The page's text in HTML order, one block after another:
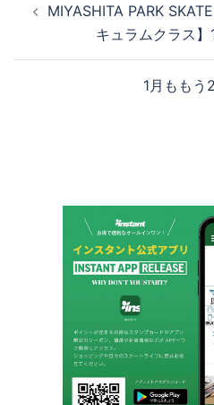
稿
MIYASHITA PARK
キュラムクラス】
1月ももう